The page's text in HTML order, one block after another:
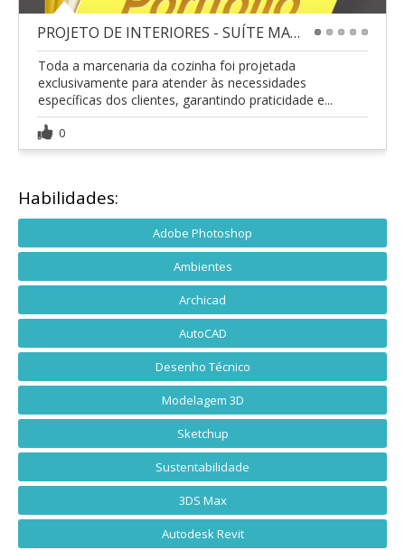
PROJETO DE INTERIORES - SUÍTE MASTER
Toda a marcenaria da cozinha foi projetada
exclusivamente para atender às necessidades
específicas dos clientes, garantindo praticidade e...
0
Habilidades:
Adobe Photoshop
Ambientes
Archicad
AutoCAD
Desenho Técnico
Modelagem 3D
Sketchup
Sustentabilidade
3DS Max
Autodesk Revit